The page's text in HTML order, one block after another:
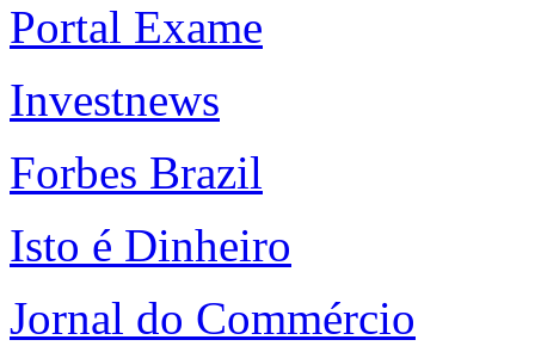
Portal Exame
Investnews
Forbes Brazil
Isto é Dinheiro
Jornal do Commércio